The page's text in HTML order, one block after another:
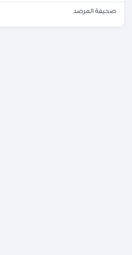
صحيفة المرصد